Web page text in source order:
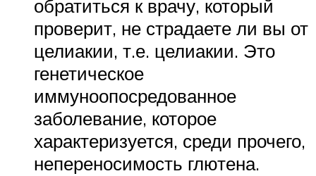
обратиться к врачу, который
проверит, не страдаете ли вы от
целиакии, т.е. целиакии. Это
генетическое
иммуноопосредованное
заболевание, которое
характеризуется, среди прочего,
непереносимость глютена.